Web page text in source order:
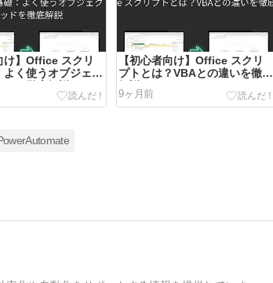
け】Office スクリ
よく使うオブジェク
ドを徹底解説3
【初心者向け】Office スクリ
プトとは？VBAとの違いを徹底
解説1
9ヶ月前